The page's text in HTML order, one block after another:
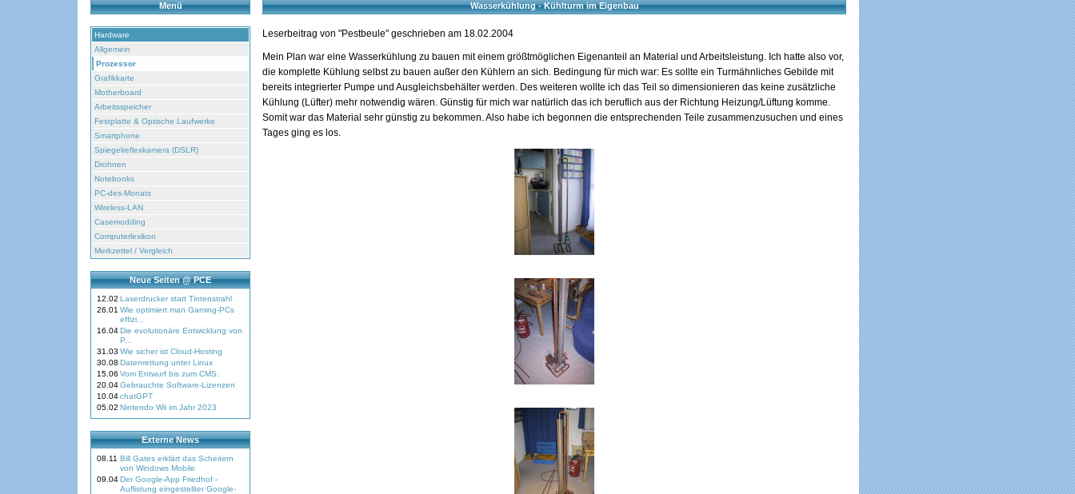
Menü
Hardware
Allgemein
Prozessor
Grafikkarte
Motherboard
Arbeitsspeicher
Festplatte & Optische Laufwerke
Smartphone
Spiegelreflexkamera (DSLR)
Drohnen
Notebooks
PC-des-Monats
Wireless-LAN
Casemodding
Computerlexikon
Merkzettel / Vergleich
Neue Seiten @ PCE
12.02 Laserdrucker statt Tintenstrahl
26.01 Wie optimiert man Gaming-PCs
effizi...
16.04Die evolutionäre Entwicklung von
P...
31.03 Wie sicher ist Cloud-Hosting
30.08 Datenrettung unter Linux
15.06 Vom Entwurf bis zum CMS:
20.04Gebrauchte Software-Lizenzen
10.04chatGPT
05.02 Nintendo Wii im Jahr 2023
Externe News
08.11 Bill Gates erklärt das Scheitern
von Windows Mobile
09.04Der Google-App Friedhof -
Auflistung eingestellter Google-
Wasserkühlung - Kühlturm im Eigenbau
Leserbeitrag von "Pestbeule" geschrieben am 18.02.2004
Mein Plan war eine Wasserkühlung zu bauen mit einem größtmöglichen Eigenanteil an Material und Arbeitsleistung. Ich hatte also vor,
die komplette Kühlung selbst zu bauen außer den Kühlern an sich. Bedingung für mich war: Es sollte ein Turmähnliches Gebilde mit
bereits integrierter Pumpe und Ausgleichsbehälter werden. Des weiteren wollte ich das Teil so dimensionieren das keine zusätzliche
Kühlung (Lüfter) mehr notwendig wären. Günstig für mich war natürlich das ich beruflich aus der Richtung Heizung/Lüftung komme.
Somit war das Material sehr günstig zu bekommen. Also habe ich begonnen die entsprechenden Teile zusammenzusuchen und eines
Tages ging es los.